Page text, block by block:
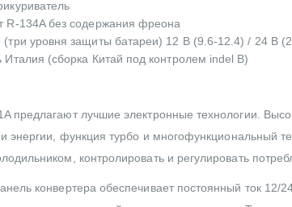
R-134A без содержания фреона
(три уровня защиты батареи) 12 В (9.6-12.4) / 24 В
Италия (сборка Китай под контролем indel B)
предлагают лучшие электронные технологии.
энергии, функция турбо и многофункциональный
контролировать и регулировать
конвертера обеспечивает постоянный ток 12/